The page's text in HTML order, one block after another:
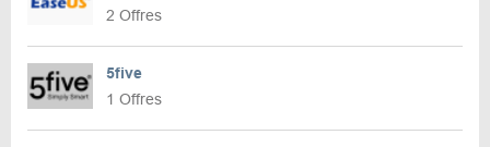
2 Offres
5five
1 Offres